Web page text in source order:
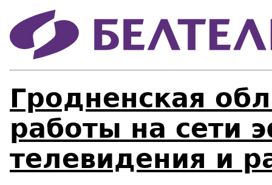
Гродненская
работы на сети
телевидения и